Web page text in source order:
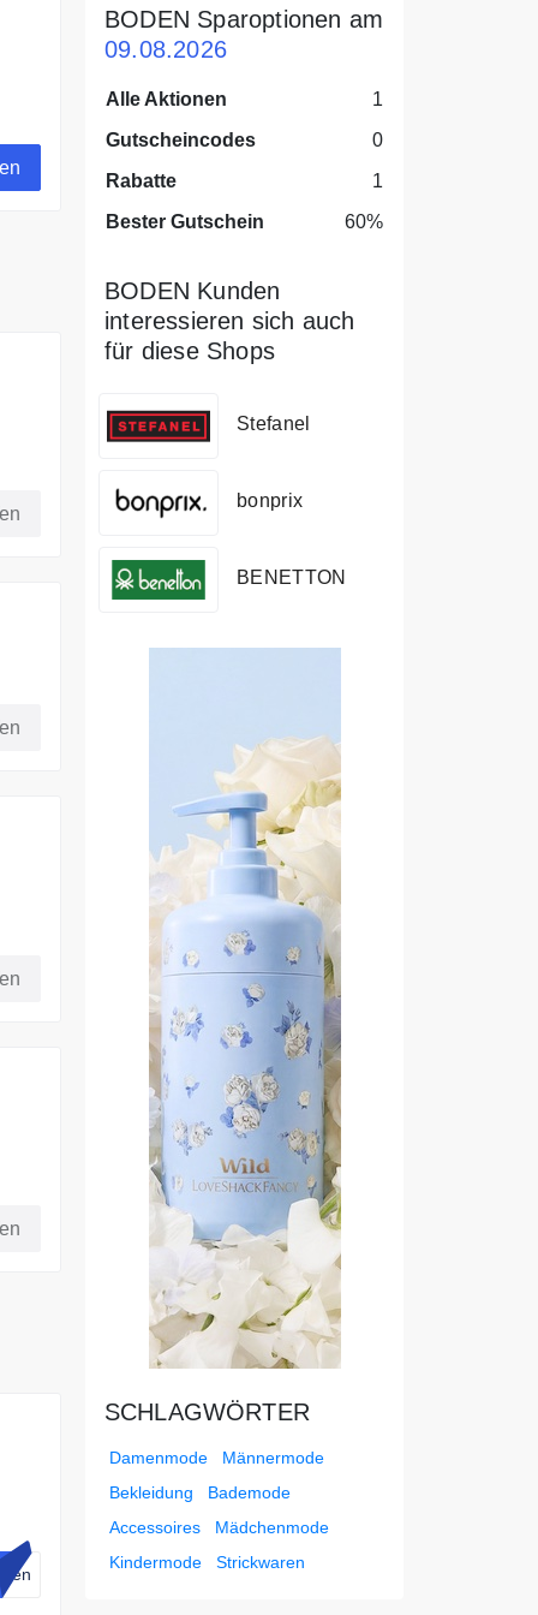
lden
BODEN Sparoptionen am
09.08.2026
Alle Aktionen
1
Gutscheincodes
0
Rabatte
1
Bester Gutschein
60%
BODEN Kunden
interessieren sich auch
für diese Shops
Stefanel
bonprix
BENETTON
SCHLAGWÖRTER
Damenmode
Männermode
Bekleidung
Bademode
Accessoires
Mädchenmode
Kindermode
Strickwaren